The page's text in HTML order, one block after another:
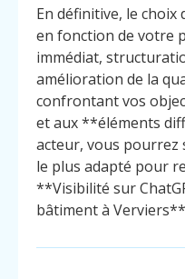
En définitive, le choix
en fonction de votre
immédiat,
amélioration de la
confrontant vos
et aux **éléments
acteur, vous pourrez
le plus adapté pour
**Visibilité sur
bâtiment à